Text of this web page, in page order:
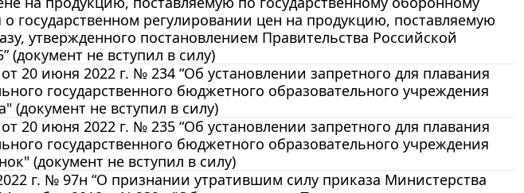
о государственном регулировании цен на продукцию, поставляемую
утвержденного постановлением Правительства Российской
(документ не вступил в силу)
20 июня 2022 г. № 234 “Об установлении запретного для плавания
государственного бюджетного образовательного учреждения
(документ не вступил в силу)
20 июня 2022 г. № 235 “Об установлении запретного для плавания
государственного бюджетного образовательного учреждения
(документ не вступил в силу)
г. № 97н “О признании утратившим силу приказа Министерства